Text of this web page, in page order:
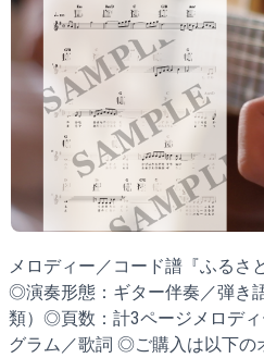
メロディー／コード譜『ふるさ
◎演奏形態：ギター伴奏／弾き
類）◎頁数：計3ページメロデ
グラム／歌詞 ◎ご購入は以下の